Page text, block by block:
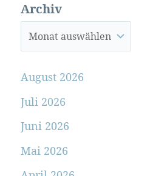
Archiv
August 2026
Juli 2026
Juni 2026
Mai 2026